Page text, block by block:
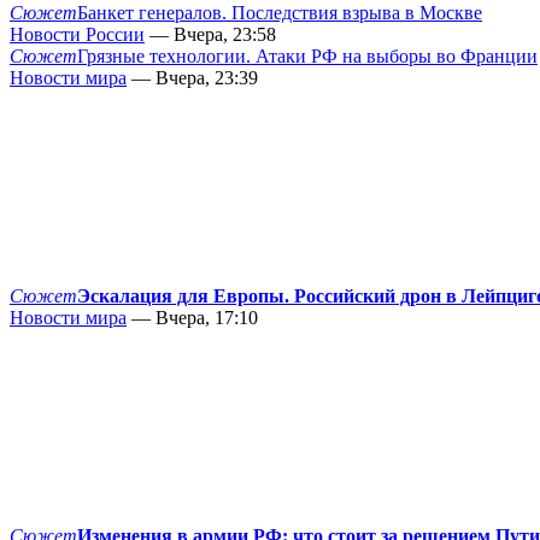
СюжетБанкет генералов. Последствия взрыва в Москве
Новости России — Вчера, 23:58
СюжетГрязные технологии. Атаки РФ на выборы во Франции
Новости мира — Вчера, 23:39
СюжетЭскалация для Европы. Российский дрон в
Новости мира — Вчера, 17:10